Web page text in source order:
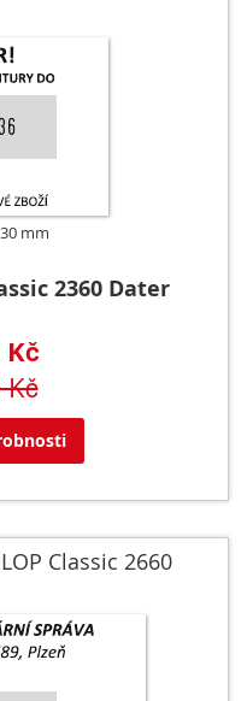
mm
2360 Dater
Kč
Classic 2660